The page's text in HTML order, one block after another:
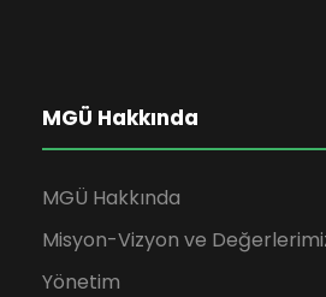
MGÜ Hakkında
MGÜ Hakkında
Misyon-Vizyon ve
Yönetim